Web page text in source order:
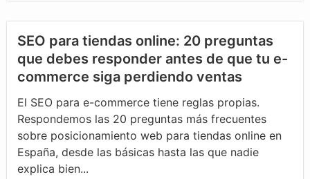
SEO para tiendas online: 20 preguntas
que debes responder antes de que tu e-
commerce siga perdiendo ventas
El SEO para e-commerce tiene reglas propias.
Respondemos las 20 preguntas más frecuentes
sobre posicionamiento web para tiendas online en
España, desde las básicas hasta las que nadie
explica bien...